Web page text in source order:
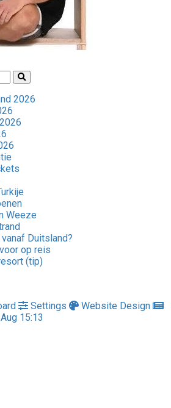
2026
Weeze
Duitsland?
op reis
(tip)
Settings
Website Design
15:13